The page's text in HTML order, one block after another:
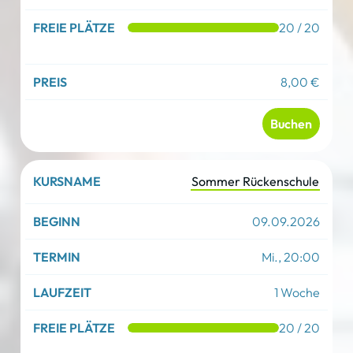
20 / 20
8,00 €
Buchen
Sommer Rückenschule
09.09.2026
Mi., 20:00
1 Woche
20 / 20